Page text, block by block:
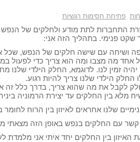
פתיחת חסימות רגשיות
התחברות לתת מודע ולחלקים של הנפש
שקט פנימי. בתהליך הזה אני:
ושיחה עם שישה חלקים של הנפש, שכל
אחד מה מצבו ומה הוא צריך כדי לפעול
זמין לנו. לדוגמא, החלק הילדי
החלק הילדי שלנו צריך להיות רגוע.
לקבל את מה שהוא צריך, בדרך כלל זה
מלא בין החלקים עד יצירת הרמוניה
קשר עם החלקים בנפש באופן הזה מצאתי
האיזון בין החלקים יחד איתי אני